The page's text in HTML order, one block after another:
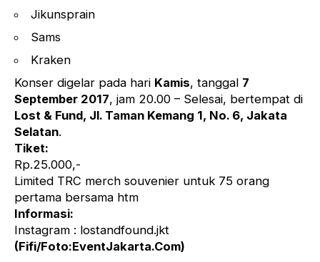
Jikunsprain
Sams
Kraken
Konser digelar pada hari Kamis, tanggal 7
September 2017, jam 20.00 – Selesai, bertempat di
Lost & Fund, Jl. Taman Kemang 1, No. 6, Jakata
Selatan.
Tiket:
Rp.25.000,-
Limited TRC merch souvenier untuk 75 orang
pertama bersama htm
Informasi:
Instagram : lostandfound.jkt
(Fifi/Foto:EventJakarta.Com)